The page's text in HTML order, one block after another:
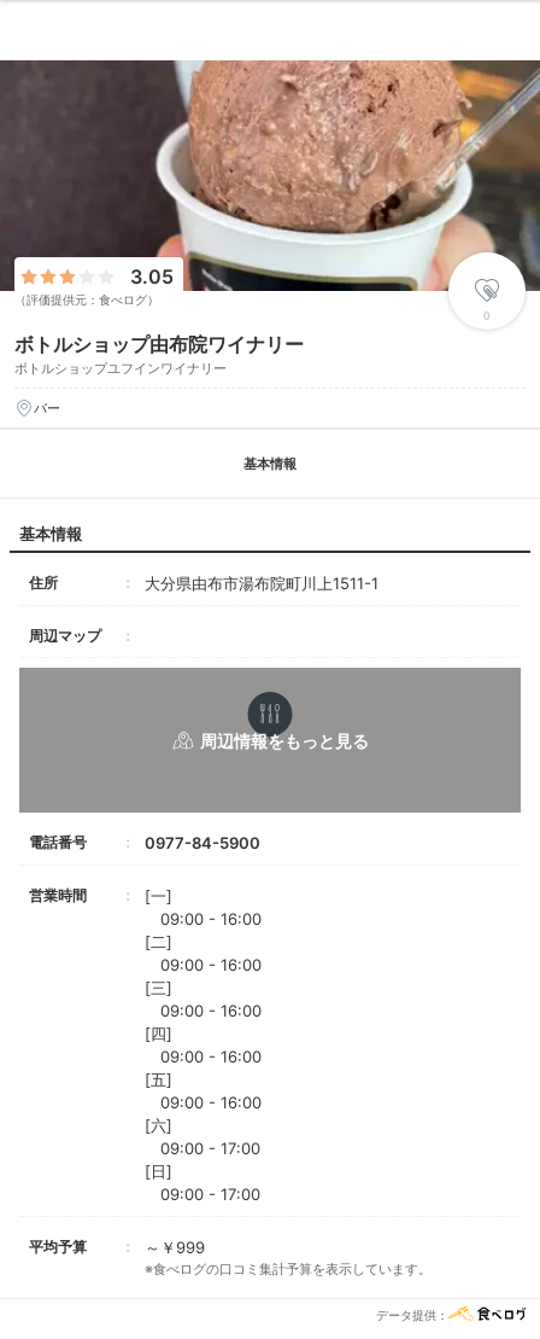
ボトルショップ由布院ワイナリー
ボトルショップユフインワイナリー
3.05
（評価提供元：食べログ）
0
バー
基本情報
基本情報
住所 大分県由布市湯布院町川上1511-1
周辺マップ
電話番号 0977-84-5900
営業時間
[一]
09:00 - 16:00
[二]
09:00 - 16:00
[三]
09:00 - 16:00
[四]
09:00 - 16:00
[五]
09:00 - 16:00
[六]
09:00 - 17:00
[日]
09:00 - 17:00
平均予算 ～￥999
※食べログの口コミ集計予算を表示しています。
データ提供：